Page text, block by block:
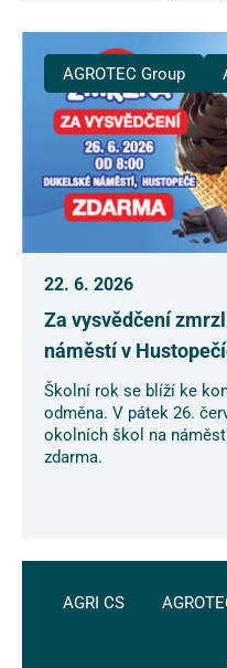
AGROTEC Group
22. 6. 2026
Za vysvědčení
náměstí v
Školní rok se blíží ke
odměna. V pátek 26.
okolních škol na
zdarma.
AGRI CS